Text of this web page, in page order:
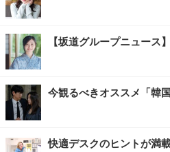
【坂道グループニュース
今観るべきオススメ「韓
快適デスクのヒントが満